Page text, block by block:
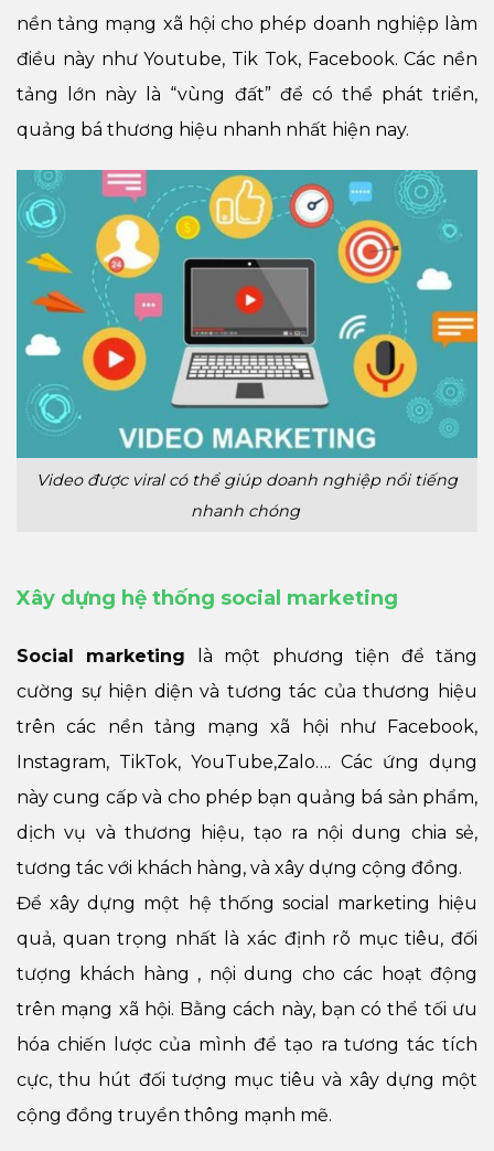
nền tảng mạng xã hội cho phép doanh nghiệp làm
điều này như Youtube, Tik Tok, Facebook. Các nền
tảng lớn này là “vùng đất” để có thể phát triển,
quảng bá thương hiệu nhanh nhất hiện nay.
Video được viral có thể giúp doanh nghiệp nổi tiếng
nhanh chóng
Xây dựng hệ thống social marketing
Social marketing là một phương tiện để tăng
cường sự hiện diện và tương tác của thương hiệu
trên các nền tảng mạng xã hội như Facebook,
Instagram, TikTok, YouTube,Zalo…. Các ứng dụng
này cung cấp và cho phép bạn quảng bá sản phẩm,
dịch vụ và thương hiệu, tạo ra nội dung chia sẻ,
tương tác với khách hàng, và xây dựng cộng đồng.
Để xây dựng một hệ thống social marketing hiệu
quả, quan trọng nhất là xác định rõ mục tiêu, đối
tượng khách hàng , nội dung cho các hoạt động
trên mạng xã hội. Bằng cách này, bạn có thể tối ưu
hóa chiến lược của mình để tạo ra tương tác tích
cực, thu hút đối tượng mục tiêu và xây dựng một
cộng đồng truyền thông mạnh mẽ.